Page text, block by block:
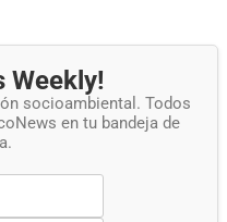
Weekly!
socioambiental. Todos
en tu bandeja de